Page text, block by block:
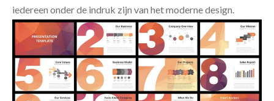
iedereen onder de indruk zijn van het moderne design.